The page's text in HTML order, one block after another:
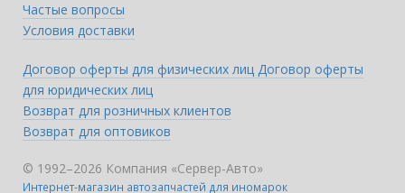
Частые вопросы
Условия доставки
Договор оферты для физических лиц Договор оферты
для юридических лиц
Возврат для розничных клиентов
Возврат для оптовиков
© 1992–2026 Компания «Сервер-Авто»
Интернет-магазин автозапчастей для иномарок